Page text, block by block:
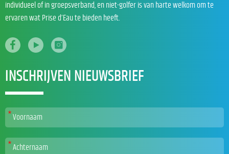
individueel of in groepsverband, en niet-golfer is van harte welkom om te
ervaren wat Prise d’Eau te bieden heeft.
INSCHRIJVEN NIEUWSBRIEF